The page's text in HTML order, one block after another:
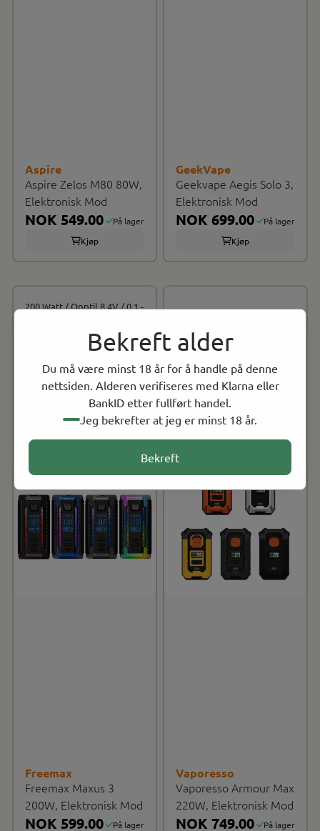
Bekreft alder
Du må være minst 18 år for å handle på denne
nettsiden. Alderen verifiseres med Klarna eller
BankID etter fullført handel.
Jeg bekrefter at jeg er minst 18 år.
Bekreft
Aspire
Aspire Zelos M80 80W,
Elektronisk Mod
NOK 549.00
På lager
Kjøp
GeekVape
Geekvape Aegis Solo 3,
Elektronisk Mod
NOK 699.00
På lager
Kjøp
Freemax
Freemax Maxus 3
200W, Elektronisk Mod
NOK 599.00 På lager
200 Watt / Opptil 8.4V / 0.1 -
FMChip 2.0 / USB-C / 510
Benytter 2x 18650 batterier
(kjøpes separat)
Vaporesso
Vaporesso Armour Max
220W, Elektronisk Mod
NOK 749.00 På lager
220 Watt / Opptil 8.4V
Axon Chip / USB-C / 510
Connector
Benytter 2x 18650/21700
batterier (kjøpes separat)